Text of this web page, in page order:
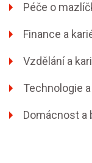
Péče o
Finance a
Vzdělání a
Technologie
Domácnost a